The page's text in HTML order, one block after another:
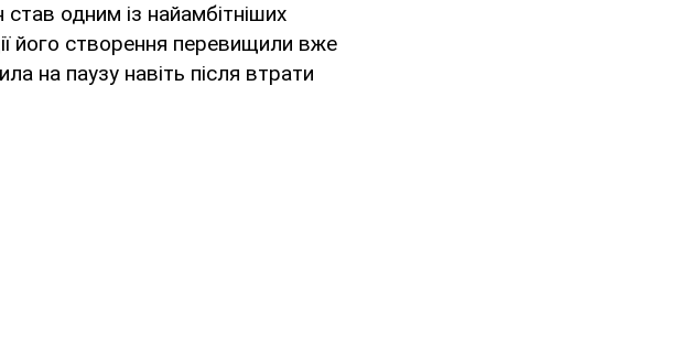
став одним із найамбітніших
його створення перевищили вже
на паузу навіть після втрати